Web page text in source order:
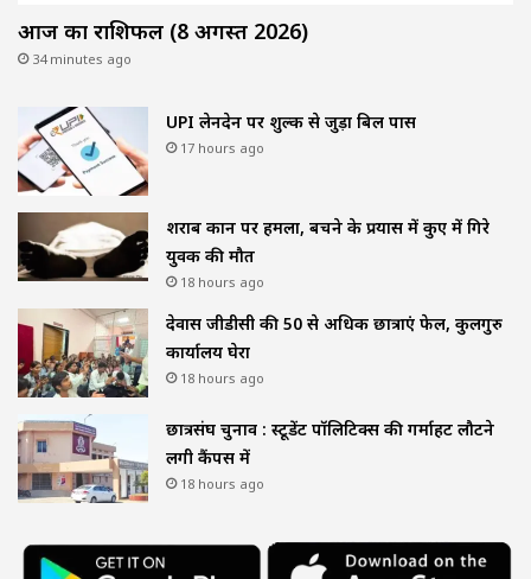
आज का राशिफल (8 अगस्त 2026)
34 minutes ago
UPI लेनदेन पर शुल्क से जुड़ा बिल पास
17 hours ago
शराब दुकान पर हमला, बचने के प्रयास में कुए में गिरे
युवक की मौत
18 hours ago
देवास जीडीसी की 50 से अधिक छात्राएं फेल, कुलगुरु
कार्यालय घेरा
18 hours ago
छात्रसंघ चुनाव : स्टूडेंट पॉलिटिक्स की गर्माहट लौटने
लगी कैंपस में
18 hours ago